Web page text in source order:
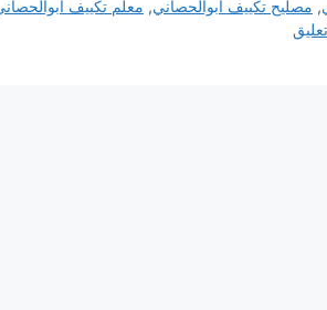
, مصليح تكييف ابوالحصاني, معلم تكييف